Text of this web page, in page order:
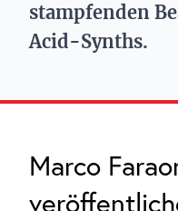
stampfenden
Acid-Synths.
Marco